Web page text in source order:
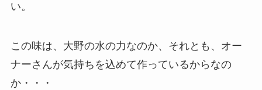
い。
この味は、大野の水の力なのか、それとも、オー
ナーさんが気持ちを込めて作っているからなの
か・・・